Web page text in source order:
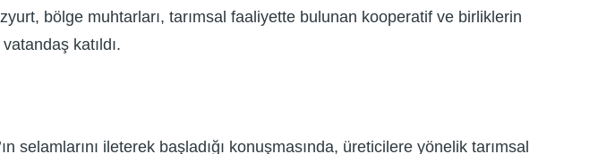
bölge muhtarları, tarımsal faaliyette bulunan kooperatif ve birliklerin
katıldı.
ileterek başladığı konuşmasında, üreticilere yönelik tarımsal